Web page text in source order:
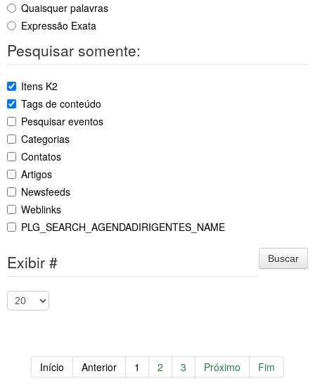
Quaisquer palavras
Expressão Exata
Pesquisar somente:
Itens K2
Tags de conteúdo
Pesquisar eventos
Categorias
Contatos
Artigos
Newsfeeds
Weblinks
PLG_SEARCH_AGENDADIRIGENTES_NAME
Buscar
Exibir #
Início Anterior 1 2 3 Próximo Fim